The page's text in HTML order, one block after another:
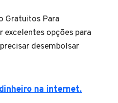
Gratuitos Para
opções para
desembolsar
na internet.